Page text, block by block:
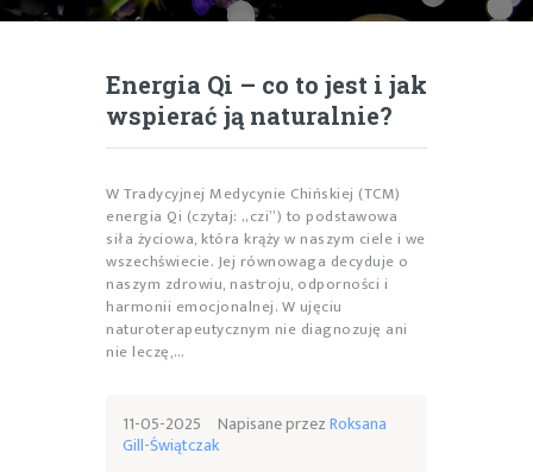
Energia Qi – co to jest i jak
wspierać ją naturalnie?
W Tradycyjnej Medycynie Chińskiej (TCM)
energia Qi (czytaj: „czi”) to podstawowa
siła życiowa, która krąży w naszym ciele i we
wszechświecie. Jej równowaga decyduje o
naszym zdrowiu, nastroju, odporności i
harmonii emocjonalnej. W ujęciu
naturoterapeutycznym nie diagnozuję ani
nie leczę,…
11-05-2025 Napisane przezRoksana
Gill-Świątczak